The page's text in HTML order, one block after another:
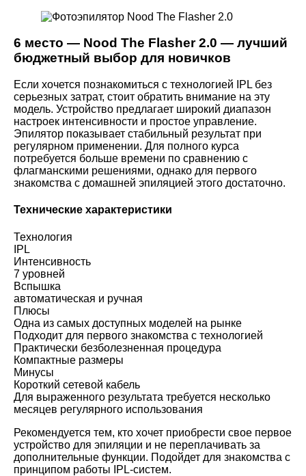
6 место — Nood The Flasher 2.0 — лучший
бюджетный выбор для новичков
Если хочется познакомиться с технологией IPL без
серьезных затрат, стоит обратить внимание на эту
модель. Устройство предлагает широкий диапазон
настроек интенсивности и простое управление.
Эпилятор показывает стабильный результат при
регулярном применении. Для полного курса
потребуется больше времени по сравнению с
флагманскими решениями, однако для первого
знакомства с домашней эпиляцией этого достаточно.
Технические характеристики
Технология
IPL
Интенсивность
7 уровней
Вспышка
автоматическая и ручная
Плюсы
Одна из самых доступных моделей на рынке
Подходит для первого знакомства с технологией
Практически безболезненная процедура
Компактные размеры
Минусы
Короткий сетевой кабель
Для выраженного результата требуется несколько
месяцев регулярного использования
Рекомендуется тем, кто хочет приобрести свое первое
устройство для эпиляции и не переплачивать за
дополнительные функции. Подойдет для знакомства с
принципом работы IPL-систем.